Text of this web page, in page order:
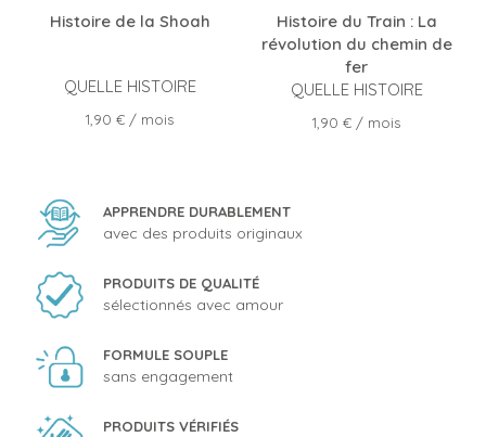
Histoire de la Shoah
QUELLE HISTOIRE
Prix
1,90 € / mois
Histoire du Train : La
révolution du chemin de
fer
QUELLE HISTOIRE
Prix
1,90 € / mois
APPRENDRE DURABLEMENT
avec des produits originaux
PRODUITS DE QUALITÉ
sélectionnés avec amour
FORMULE SOUPLE
sans engagement
PRODUITS VÉRIFIÉS